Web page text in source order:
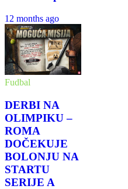
12 months ago
Fudbal
DERBI NA
OLIMPIKU –
ROMA
DOČEKUJE
BOLONJU NA
STARTU
SERIJE A